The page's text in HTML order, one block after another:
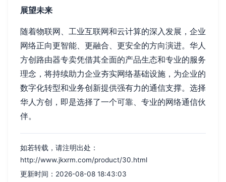
展望未来
随着物联网、工业互联网和云计算的深入发展，企业
网络正向更智能、更融合、更安全的方向演进。华人
方创路由器专卖凭借其全面的产品生态和专业的服务
理念，将持续助力企业夯实网络基础设施，为企业的
数字化转型和业务创新提供强有力的通信支撑。选择
华人方创，即是选择了一个可靠、专业的网络通信伙
伴。
如若转载，请注明出处：
http://www.jkxrm.com/product/30.html
更新时间：2026-08-08 18:43:03